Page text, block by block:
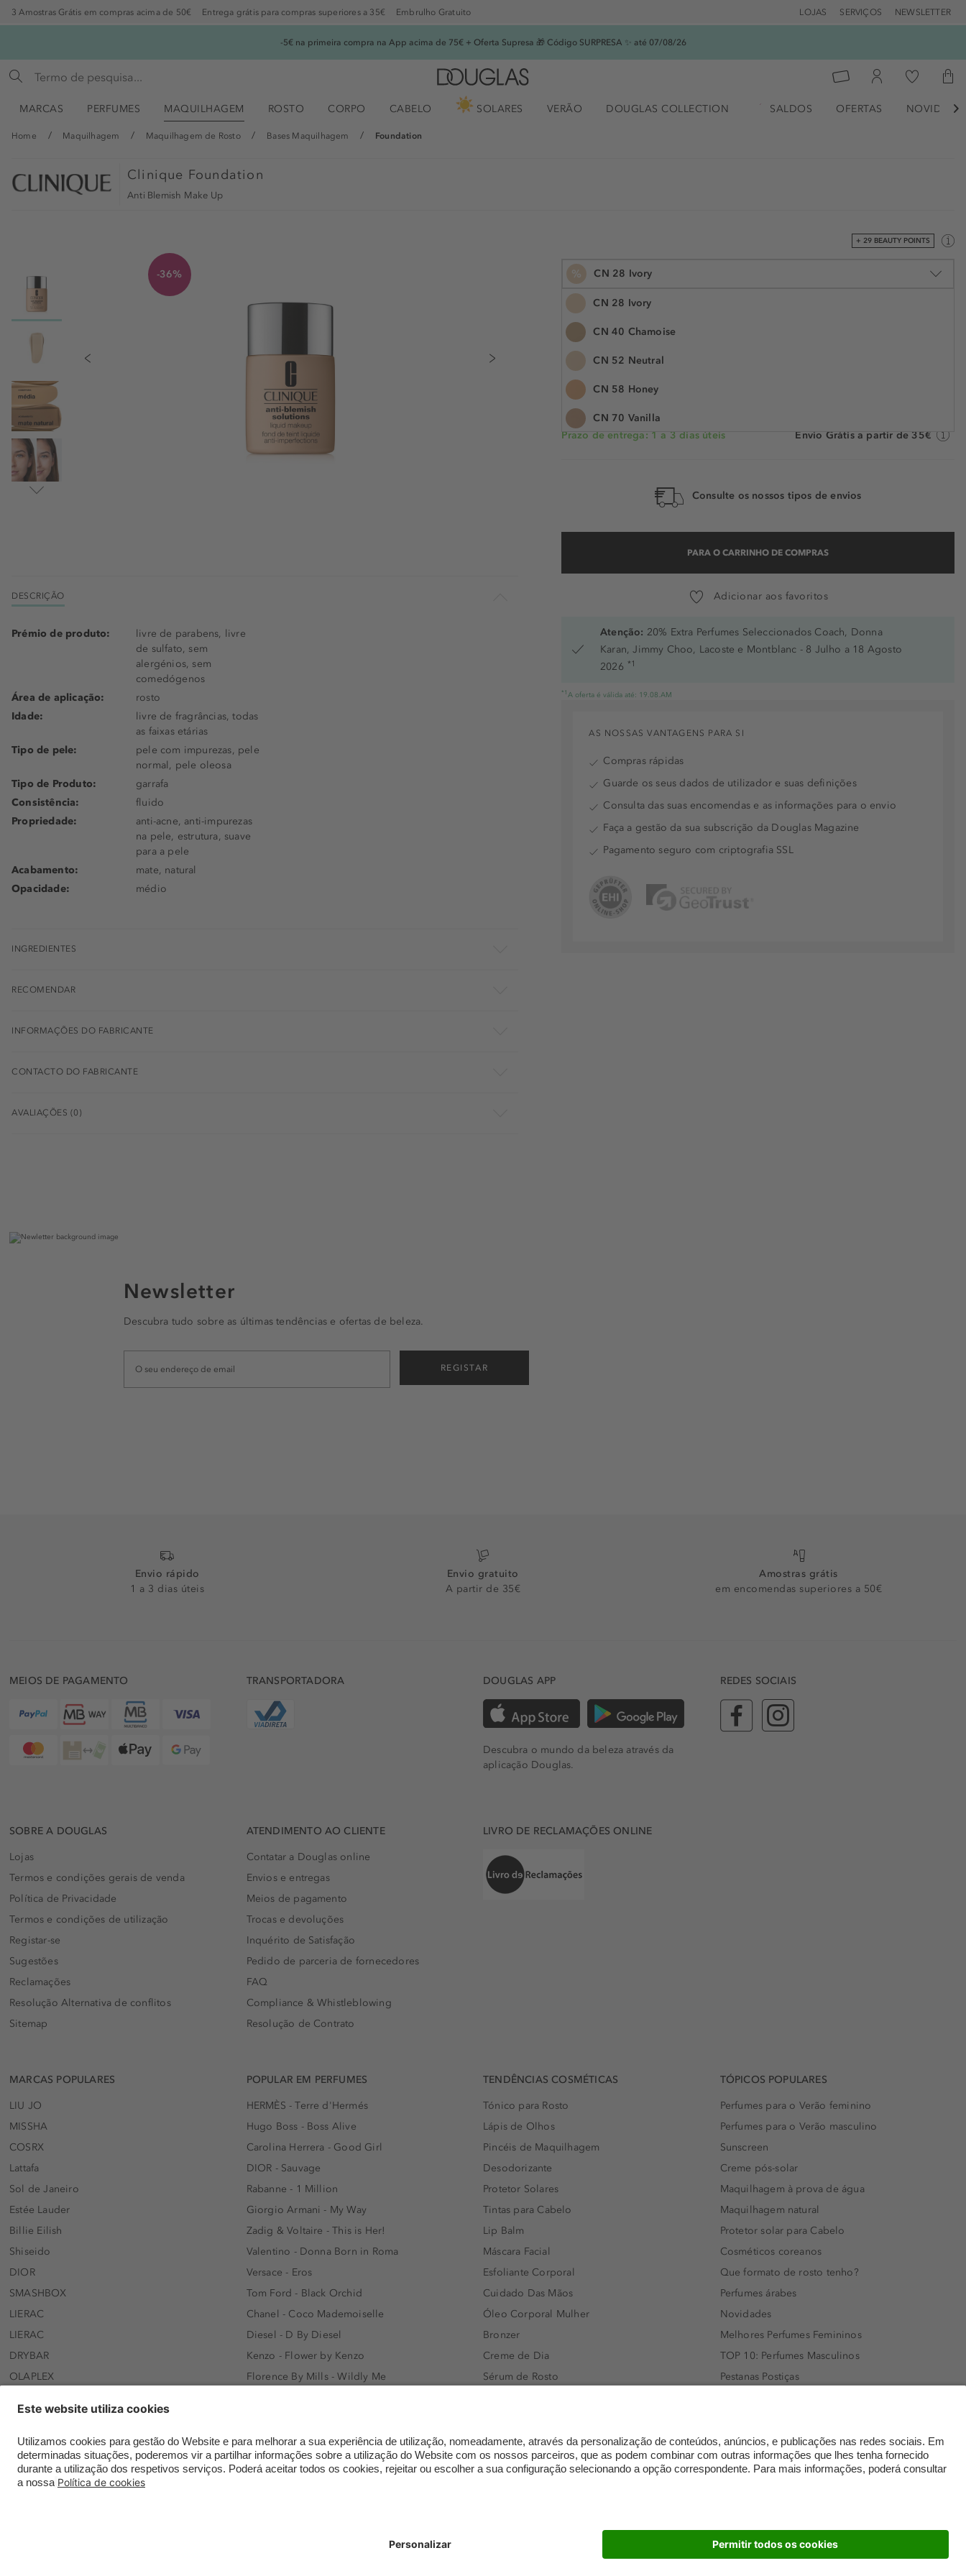
3 Amostras Grátis em compras acima de 50€ Entrega grátis para compras superiores a 35€ Embrulho Gratuito LOJAS SERVIÇOS NEWSLETTER
-5€ na primeira compra na App acima de 75€ + Oferta Supresa 🎁 Código SURPRESA ✨ até 07/08/26
MARCAS PERFUMES MAQUILHAGEM ROSTO CORPO CABELO SOLARES VERÃO DOUGLAS COLLECTION SALDOS OFERTAS 
Home Maquilhagem Maquilhagem de Rosto Bases Maquilhagem Foundation
Clinique Foundation
Anti Blemish Make Up
+ 29 BEAUTY POINTS
-36% % CN 28 Ivory
CN 28 Ivory
CN 40 Chamoise
CN 52 Neutral
CN 58 Honey
CN 70 Vanilla
30 ml
N.° do artigo: 1157222
Prazo de entrega: 1 a 3 dias úteis Envio Grátis a partir de 35€
Consulte os nossos tipos de envios
PARA O CARRINHO DE COMPRAS
Adicionar aos favoritos
Atenção: 20% Extra Perfumes Seleccionados Coach, Donna
Karan, Jimmy Choo, Lacoste e Montblanc - 8 Julho a 18 Agosto
2026 *1
*1 A oferta é válida até: 19.08.AM
DESCRIÇÃO
Prémio de produto:
livre de parabens, livre
de sulfato, sem
alergénios, sem
comedógenos
Área de aplicação:
rosto
Idade:
livre de fragrâncias, todas
as faixas etárias
Tipo de pele:
pele com impurezas, pele
normal, pele oleosa
Tipo de Produto:
garrafa
Consistência:
fluido
Propriedade:
anti-acne, anti-impurezas
na pele, estrutura, suave
para a pele
Acabamento:
mate, natural
Opacidade:
médio
INGREDIENTES
RECOMENDAR
INFORMAÇÕES DO FABRICANTE
CONTACTO DO FABRICANTE
AVALIAÇÕES (0)
AS NOSSAS VANTAGENS PARA SI
Compras rápidas
Guarde os seus dados de utilizador e suas definições
Consulta das suas encomendas e as informações para o envio
Faça a gestão da sua subscrição da Douglas Magazine
Pagamento seguro com criptografia SSL
Newsletter
Descubra tudo sobre as últimas tendências e ofertas de beleza.
REGISTAR
Envio rápido
1 a 3 dias úteis
Envio gratuito
A partir de 35€
Amostras grátis
em encomendas superiores a 50€
MEIOS DE PAGAMENTO TRANSPORTADORA DOUGLAS APP
Descubra o mundo da beleza através da
aplicação Douglas.
REDES SOCIAIS
SOBRE A DOUGLAS
Lojas
Termos e condições gerais de venda
Política de Privacidade
Termos e condições de utilização
Registar-se
Sugestões
Reclamações
Resolução Alternativa de conflitos
Sitemap
ATENDIMENTO AO CLIENTE
Contatar a Douglas online
Envios e entregas
Meios de pagamento
Trocas e devoluções
Inquérito de Satisfação
Pedido de parceria de fornecedores
FAQ
Compliance & Whistleblowing
Resolução de Contrato
LIVRO DE RECLAMAÇÕES ONLINE
MARCAS POPULARES
LIU JO
MISSHA
COSRX
Lattafa
Sol de Janeiro
Estée Lauder
Billie Eilish
Shiseido
DIOR
SMASHBOX
LIERAC
LIERAC
DRYBAR
OLAPLEX
ARMAF
Beauty of Joseon
NANOLASH
POPULAR EM PERFUMES
HERMÈS - Terre d'Hermés
Hugo Boss - Boss Alive
Carolina Herrera - Good Girl
DIOR - Sauvage
Rabanne - 1 Million
Giorgio Armani - My Way
Zadig & Voltaire - This is Her!
Valentino - Donna Born in Roma
Versace - Eros
Tom Ford - Black Orchid
Chanel - Coco Mademoiselle
Diesel - D By Diesel
Kenzo - Flower by Kenzo
Florence By Mills - Wildly Me
Davidoff - Cool Water Men
KHLOÉ KARDASHIAN - Xo Khloè
TENDÊNCIAS COSMÉTICAS
Tónico para Rosto
Lápis de Olhos
Pincéis de Maquilhagem
Desodorizante
Protetor Solares
Tintas para Cabelo
Lip Balm
Máscara Facial
Esfoliante Corporal
Cuidado Das Mãos
Óleo Corporal Mulher
Bronzer
Creme de Dia
Sérum de Rosto
Espuma de Limpeza Facial
Dermocosmética
TÓPICOS POPULARES
Perfumes para o Verão feminino
Perfumes para o Verão masculino
Sunscreen
Creme pós-solar
Maquilhagem à prova de água
Maquilhagem natural
Protetor solar para Cabelo
Cosméticos coreanos
Que formato de rosto tenho?
Perfumes árabes
Novidades
Melhores Perfumes Femininos
TOP 10: Perfumes Masculinos
Pestanas Postiças
Rímel colorido
Embalagens Sustentáveis
Trocas e devoluções © 2026 Perfumaria Douglas Portugal Lda.